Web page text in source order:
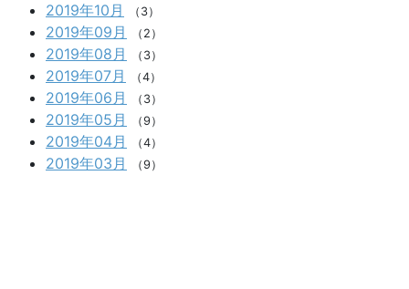
2019年10月 （3）
2019年09月 （2）
2019年08月 （3）
2019年07月 （4）
2019年06月 （3）
2019年05月 （9）
2019年04月 （4）
2019年03月 （9）